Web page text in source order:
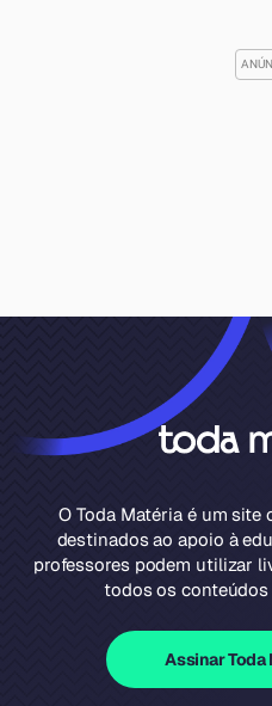
O Toda Matéria é um
destinados ao apoio à
professores podem utilizar
todos os
Assinar Toda